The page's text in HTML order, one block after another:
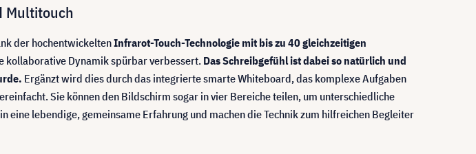
Multitouch
der hochentwickeltenInfrarot-Touch-Technologie mit bis zu 40 gleichzeitigen
kollaborative Dynamik spürbar verbessert. Das Schreibgefühl ist dabei so natürlich und
Ergänzt wird dies durch das integrierte smarte Whiteboard, das komplexe Aufgaben
Sie können den Bildschirm sogar in vier Bereiche teilen, um unterschiedliche
lebendige, gemeinsame Erfahrung und machen die Technik zum hilfreichen Begleiter